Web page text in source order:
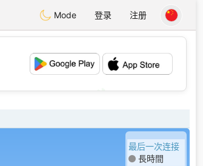
Mode 登录 注册
最后一次连接
長時間